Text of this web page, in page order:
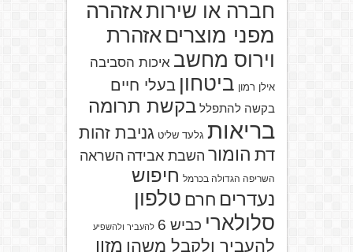
חברה או שירותאזהרה
מפני מוצרים אזהרת
וירוס מחשב איכות הסביבה
אילן רמון ביטחון בעלי חיים
בקשה להתפלל בקשת תרומה
בריאות גלעד שליט גניבת זהות
דת הומור השבת אבידה השראה
השריפה הגדולה בכרמל חיפוש
נעדרים חרם טלפון
סלולארי כביש 6 להעביר ולהשפיע
להעביר ולקבל משהו מזון